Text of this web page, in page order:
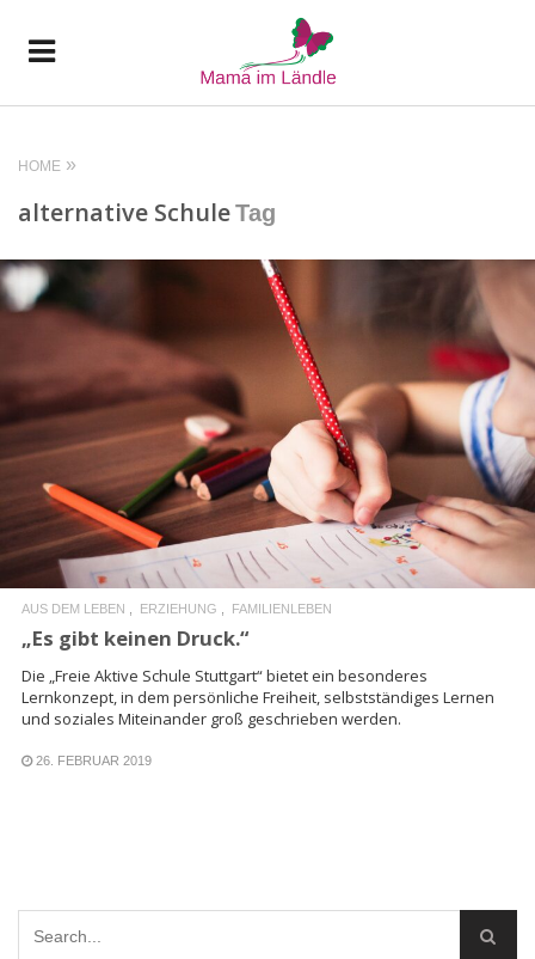
HOME
alternative SchuleTag
READ MORE
AUS DEM LEBEN ERZIEHUNG FAMILIENLEBEN
„Es gibt keinen Druck.“
Die „Freie Aktive Schule Stuttgart“ bietet ein besonderes
Lernkonzept, in dem persönliche Freiheit, selbstständiges Lernen
und soziales Miteinander groß geschrieben werden.
26. FEBRUAR 2019